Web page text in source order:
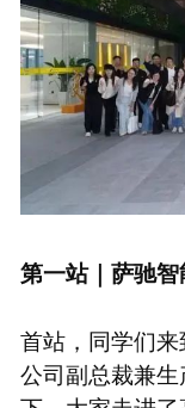
第一站｜萨驰
首站，同学们
公司副总裁兼